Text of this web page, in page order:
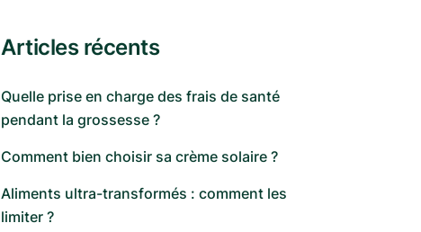
Articles récents
Quelle prise en charge des frais de santé
pendant la grossesse ?
Comment bien choisir sa crème solaire ?
Aliments ultra-transformés : comment les
limiter ?